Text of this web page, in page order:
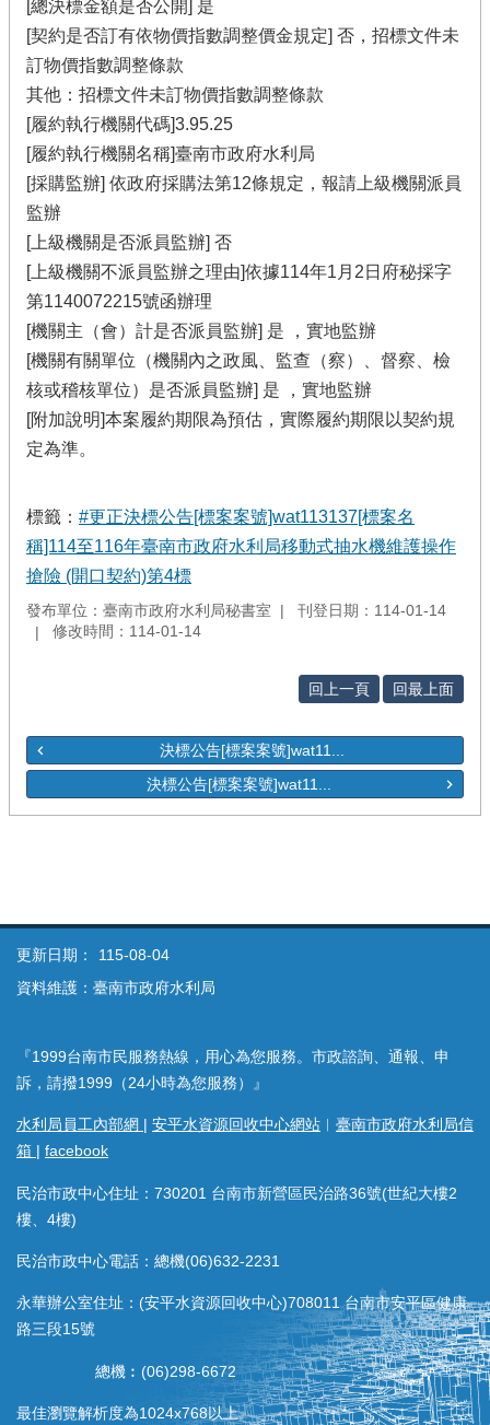
[總決標金額是否公開] 是
[契約是否訂有依物價指數調整價金規定] 否，招標文件未
訂物價指數調整條款
其他：招標文件未訂物價指數調整條款
[履約執行機關代碼]3.95.25
[履約執行機關名稱]臺南市政府水利局
[採購監辦] 依政府採購法第12條規定，報請上級機關派員
監辦
[上級機關是否派員監辦] 否
[上級機關不派員監辦之理由]依據114年1月2日府秘採字
第1140072215號函辦理
[機關主（會）計是否派員監辦] 是 ，實地監辦
[機關有關單位（機關內之政風、監查（察）、督察、檢
核或稽核單位）是否派員監辦] 是 ，實地監辦
[附加說明]本案履約期限為預估，實際履約期限以契約規
定為準。
標籤： #更正決標公告[標案案號]wat113137[標案名
稱]114至116年臺南市政府水利局移動式抽水機維護操作
搶險 (開口契約)第4標
發布單位：臺南市政府水利局秘書室
刊登日期：114-01-14
修改時間：114-01-14
回上一頁 回最上面
決標公告[標案案號]wat11...
決標公告[標案案號]wat11...
更新日期：
115-08-04
資料維護：臺南市政府水利局
『1999台南市民服務熱線，用心為您服務。市政諮詢、通報、申
訴，請撥1999（24小時為您服務）』
水利局員工內部網 | 安平水資源回收中心網站 ︱ 臺南市政府水利局信
箱 | facebook
民治市政中心住址：730201 台南市新營區民治路36號(世紀大樓2
樓、4樓)
民治市政中心電話：總機(06)632-2231
永華辦公室住址：(安平水資源回收中心)708011 台南市安平區健康
路三段15號
總機︰(06)298-6672
最佳瀏覽解析度為1024x768以上